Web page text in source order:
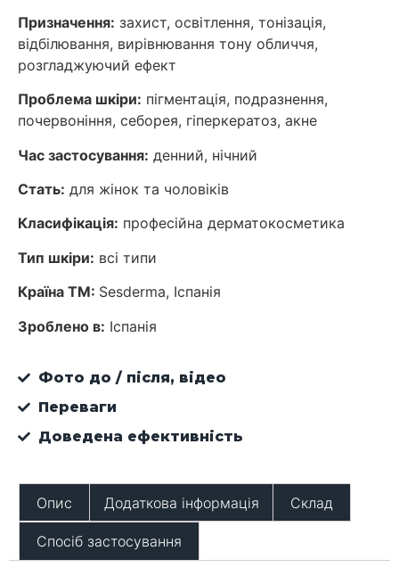
Призначення: захист, освітлення, тонізація,
відбілювання, вирівнювання тону обличчя,
розгладжуючий ефект
Проблема шкіри: пігментація, подразнення,
почервоніння, себорея, гіперкератоз, акне
Час застосування: денний, нічний
Стать: для жінок та чоловіків
Класифікація: професійна дерматокосметика
Тип шкіри: всі типи
Країна ТМ: Sesderma, Іспанія
Зроблено в: Іспанія
Фото до / після, відео
Переваги
Доведена ефективність
Опис Додаткова інформація Склад
Спосіб застосування